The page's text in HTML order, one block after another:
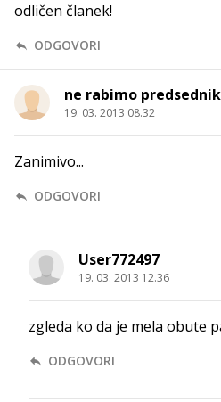
odličen članek!
ODGOVORI
ne rabimo
19. 03. 2013 08.32
Zanimivo...
ODGOVORI
User772497
19. 03. 2013 12.36
zgleda ko da je mela obute
ODGOVORI